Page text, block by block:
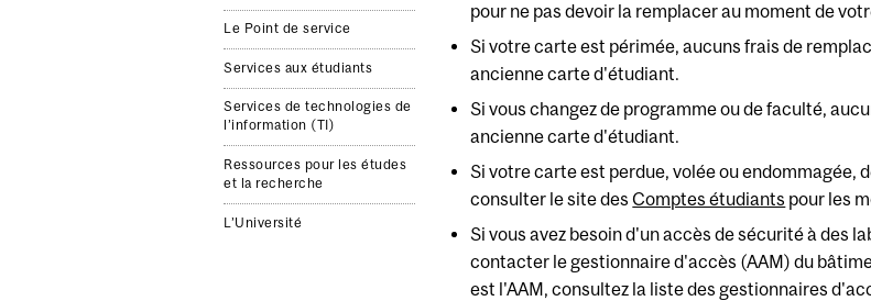
Le Point de service
Services aux étudiants
Services de technologies de
l’information (TI)
Ressources pour les études
et la recherche
L’Université
pour ne pas devoir la remplacer au moment de
Si votre carte est périmée, aucuns frais de
ancienne carte d'étudiant.
Si vous changez de programme ou de faculté,
ancienne carte d'étudiant.
Si votre carte est perdue, volée ou endommagée,
consulter le site desComptes étudiants pour les
Si vous avez besoin d'un accès de sécurité à des
contacter le gestionnaire d'accès (AAM) du
est l'AAM, consultez la liste des gestionnaires